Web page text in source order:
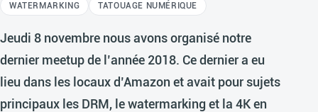
WATERMARKING
TATOUAGE NUMÉRIQUE
Jeudi 8 novembre nous avons organisé notre
dernier meetup de l’année 2018. Ce dernier a eu
lieu dans les locaux d’Amazon et avait pour sujets
principaux les DRM, le watermarking et la 4K en